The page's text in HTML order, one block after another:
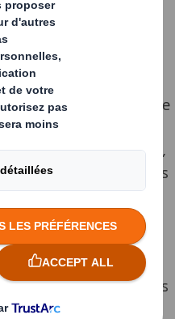
actuelles
encore très courante
inutiles
lesproduits alimentaires ,
fréquentes. Certaines
une protection
globalement être
produits suremballés
néfastes pour
naturelles nécessaires
les